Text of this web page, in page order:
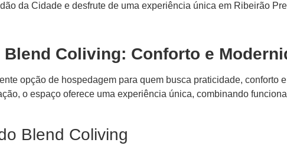
da Cidade e desfrute de uma experiência única em Ribeirão
Blend Coliving: Conforto e
opção de hospedagem para quem busca praticidade, conforto
o espaço oferece uma experiência única, combinando
Blend Coliving